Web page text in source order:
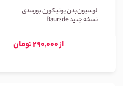
لوسیون بدن یونیکورن بورسدی
نسخه جدید Baursde
از 290,000 تومان